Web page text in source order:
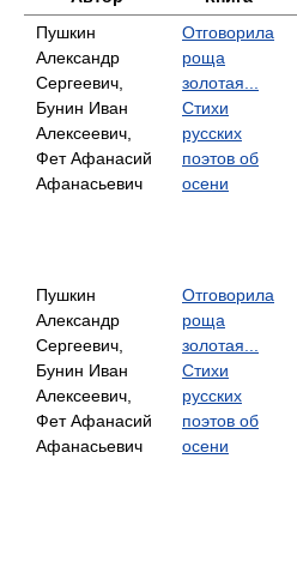
Пушкин
Александр
Сергеевич,
Бунин Иван
Алексеевич,
Фет Афанасий
Афанасьевич
Отговорила
роща
золотая...
Стихи
русских
поэтов об
осени
Пушкин
Александр
Сергеевич,
Бунин Иван
Алексеевич,
Фет Афанасий
Афанасьевич
Отговорила
роща
золотая...
Стихи
русских
поэтов об
осени